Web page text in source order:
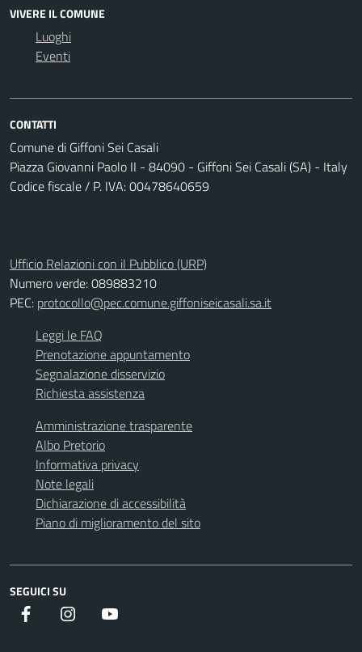
VIVERE IL COMUNE
Luoghi
Eventi
CONTATTI
Comune di Giffoni Sei Casali
Piazza Giovanni Paolo II - 84090 - Giffoni Sei Casali (SA) - Italy
Codice fiscale / P. IVA: 00478640659
Ufficio Relazioni con il Pubblico (URP)
Numero verde: 089883210
PEC: protocollo@pec.comune.giffoniseicasali.sa.it
Leggi le FAQ
Prenotazione appuntamento
Segnalazione disservizio
Richiesta assistenza
Amministrazione trasparente
Albo Pretorio
Informativa privacy
Note legali
Dichiarazione di accessibilità
Piano di miglioramento del sito
SEGUICI SU
Facebook instagram